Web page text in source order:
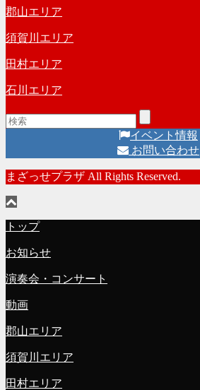
郡山エリア
須賀川エリア
田村エリア
石川エリア
イベント情報
お問い合わせ
まざっせプラザ All Rights Reserved.
トップ
お知らせ
演奏会・コンサート
動画
郡山エリア
須賀川エリア
田村エリア